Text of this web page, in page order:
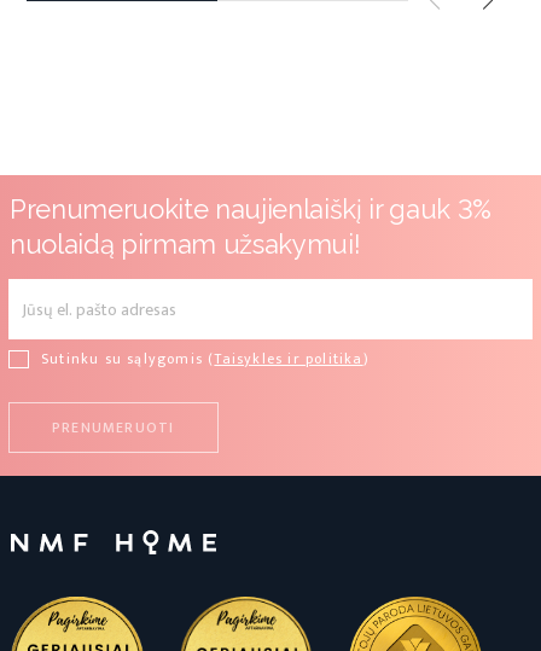
Prenumeruokite naujienlaiškį ir gauk 3%
nuolaidą pirmam užsakymui!
Sutinku su sąlygomis (Taisykles ir politika)